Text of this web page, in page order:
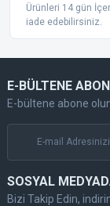
Ürünleri 14 gün
iade edebilirsiniz.
E-BÜLTENE
E-bültene abone olun
SOSYAL
Bizi Takip Edin,